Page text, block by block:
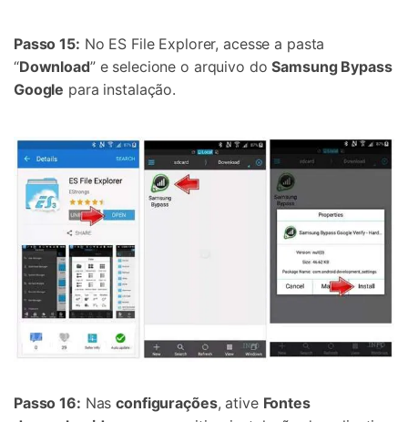
Desbloqueie e repare seu celular
Recupere, proteja e transfira dados faclimente
Tecnologia de IA, sem complicação
Passo 15: No ES File Explorer, acesse a pasta
“Download” e selecione o arquivo doSamsung Bypass
Google para instalação.
Passo 16: Nasconfigurações, ative Fontes